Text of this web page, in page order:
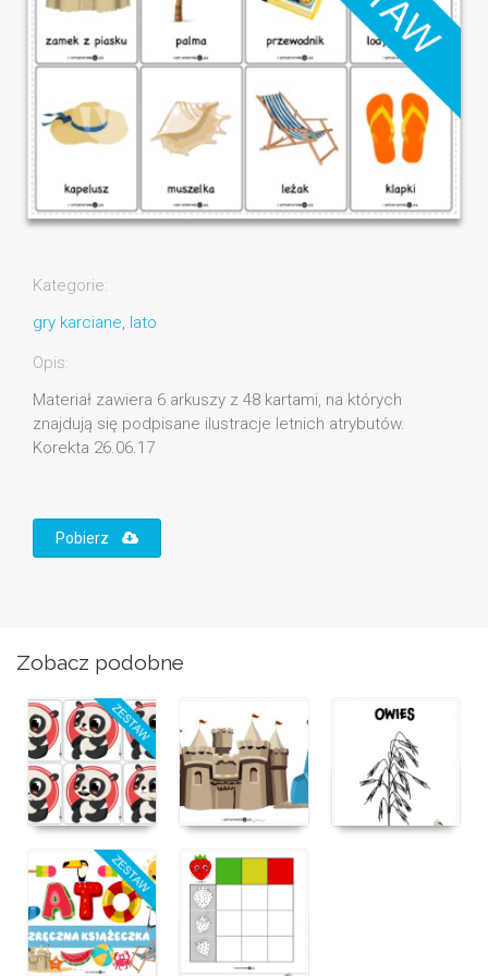
Kategorie:
gry karciane, lato
Opis:
Materiał zawiera 6 arkuszy z 48 kartami, na których
znajdują się podpisane ilustracje letnich atrybutów.
Korekta 26.06.17
Pobierz
Zobacz podobne